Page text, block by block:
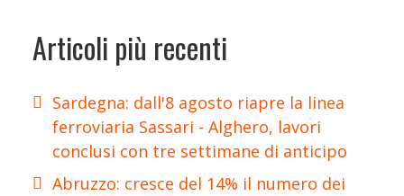
Articoli più recenti
Sardegna: dall'8 agosto riapre la linea
ferroviaria Sassari - Alghero, lavori
conclusi con tre settimane di anticipo
Abruzzo: cresce del 14% il numero dei